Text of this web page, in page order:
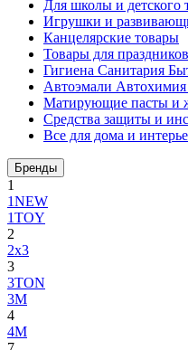
Для школы и детского
Игрушки и
Канцелярские товары
Товары для
Гигиена Санитария
Автоэмали Автохимия
Матирующие пасты и
Средства защиты и
Все для дома и
Бренды
1
1NEW
1TOY
2
2x3
3
3TON
3М
4
4M